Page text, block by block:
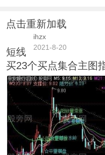
点击重新加载
ihzx
2021-8-20
短线
买23个买点集合主图